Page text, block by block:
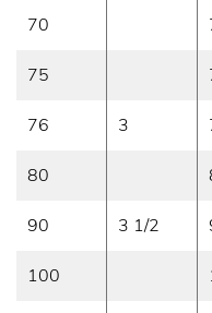
70
75
76 3
80
90 3 1/2
100